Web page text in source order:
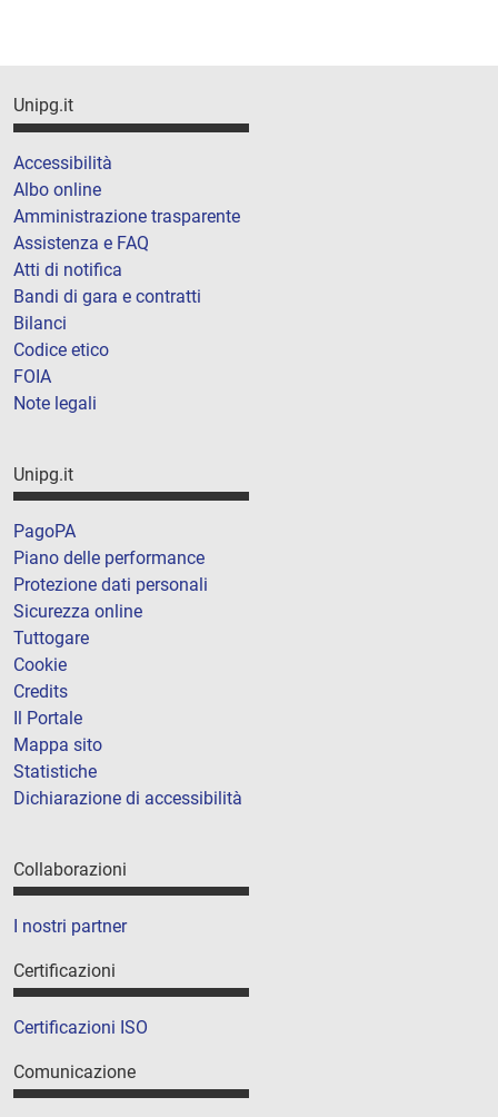
Unipg.it
Accessibilità
Albo online
Amministrazione trasparente
Assistenza e FAQ
Atti di notifica
Bandi di gara e contratti
Bilanci
Codice etico
FOIA
Note legali
Unipg.it
PagoPA
Piano delle performance
Protezione dati personali
Sicurezza online
Tuttogare
Cookie
Credits
Il Portale
Mappa sito
Statistiche
Dichiarazione di accessibilità
Collaborazioni
I nostri partner
Certificazioni
Certificazioni ISO
Comunicazione